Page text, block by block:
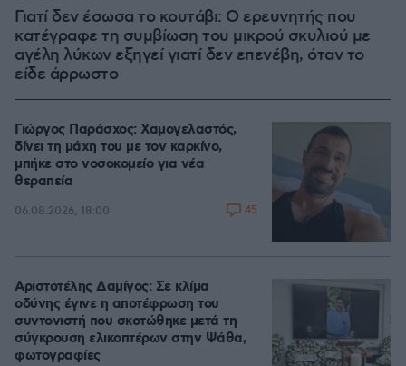
Γιατί δεν έσωσα το κουτάβι: Ο ερευνητής που
κατέγραφε τη συμβίωση του μικρού σκυλιού με
αγέλη λύκων εξηγεί γιατί δεν επενέβη, όταν το
είδε άρρωστο
Γιώργος Παράσχος: Χαμογελαστός,
δίνει τη μάχη του με τον καρκίνο,
μπήκε στο νοσοκομείο για νέα
θεραπεία
06.08.2026, 18:00 45
Αριστοτέλης Δαμίγος: Σε κλίμα
οδύνης έγινε η αποτέφρωση του
συντονιστή που σκοτώθηκε μετά τη
σύγκρουση ελικοπτέρων στην Ψάθα,
φωτογραφίες